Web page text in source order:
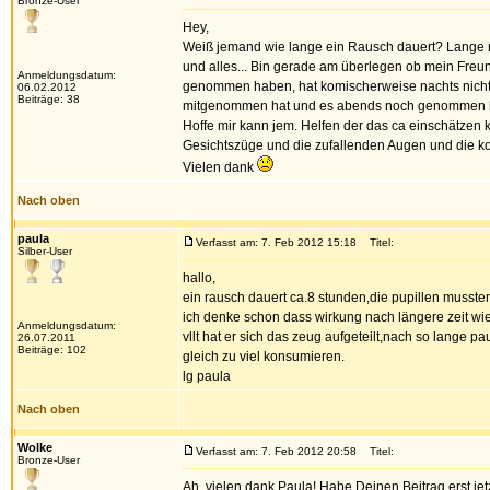
Anmeldungsdatum:
06.02.2012
Beiträge: 38
Hey,
Weiß jemand wie lange ein Rausch dauert?
und alles... Bin gerade am überlegen ob mein
genommen haben, hat komischerweise nachts
mitgenommen hat und es abends noch genommen
Hoffe mir kann jem. Helfen der das ca
Gesichtszüge und die zufallenden Augen und die
Vielen dank
Nach oben
paula
Silber-User
Anmeldungsdatum:
26.07.2011
Beiträge: 102
Verfasst am: 7. Feb 2012 15:18 Titel:
hallo,
ein rausch dauert ca.8 stunden,die pupillen
ich denke schon dass wirkung nach längere zeit
vllt hat er sich das zeug aufgeteilt,nach so lange
gleich zu viel konsumieren.
lg paula
Nach oben
Wolke
Bronze-User
Verfasst am: 7. Feb 2012 20:58 Titel:
Ah, vielen dank Paula! Habe Deinen Beitrag erst